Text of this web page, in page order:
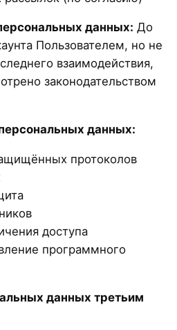
данных: До
Пользователем, но не
взаимодействия,
законодательством
данных:
протоколов
доступа
программного
данных третьим